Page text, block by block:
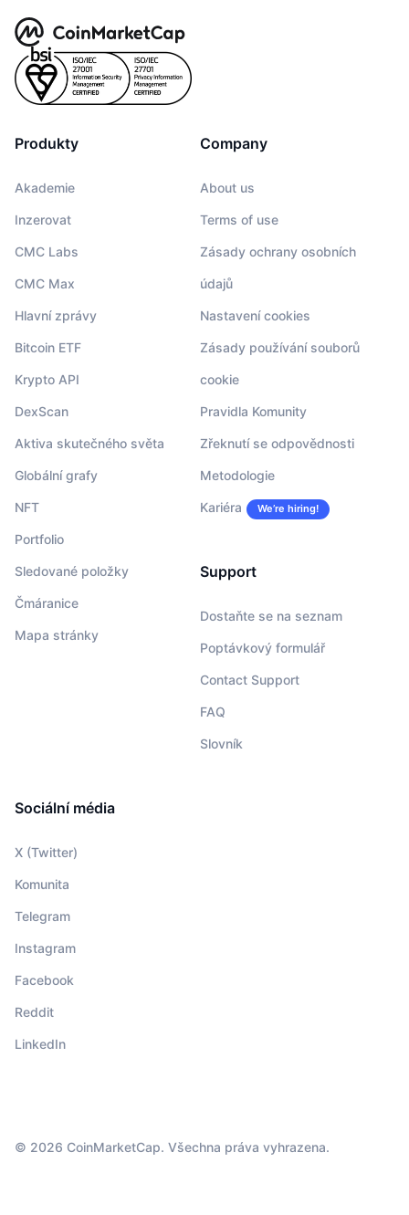
Produkty
Akademie
Inzerovat
CMC Labs
CMC Max
Hlavní zprávy
Bitcoin ETF
Krypto API
DexScan
Aktiva skutečného světa
Globální grafy
NFT
Portfolio
Sledované položky
Čmáranice
Mapa stránky
Company
About us
Terms of use
Zásady ochrany osobních
údajů
Nastavení cookies
Zásady používání souborů
cookie
Pravidla Komunity
Zřeknutí se odpovědnosti
Metodologie
Kariéra We’re hiring!
Support
Dostaňte se na seznam
Poptávkový formulář
Contact Support
FAQ
Slovník
Sociální média
X (Twitter)
Komunita
Telegram
Instagram
Facebook
Reddit
LinkedIn
© 2026 CoinMarketCap. Všechna práva vyhrazena.